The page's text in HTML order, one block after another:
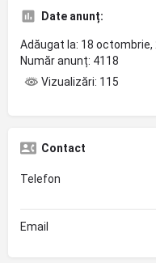
Date anunț:
Adăugat la: 18 octombrie,
Număr anunț: 4118
Vizualizări: 115
Contact
Telefon
Email